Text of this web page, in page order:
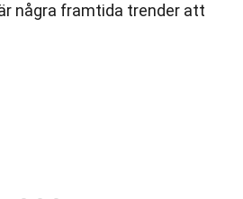
några framtida trender att